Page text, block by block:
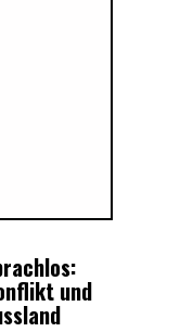
und